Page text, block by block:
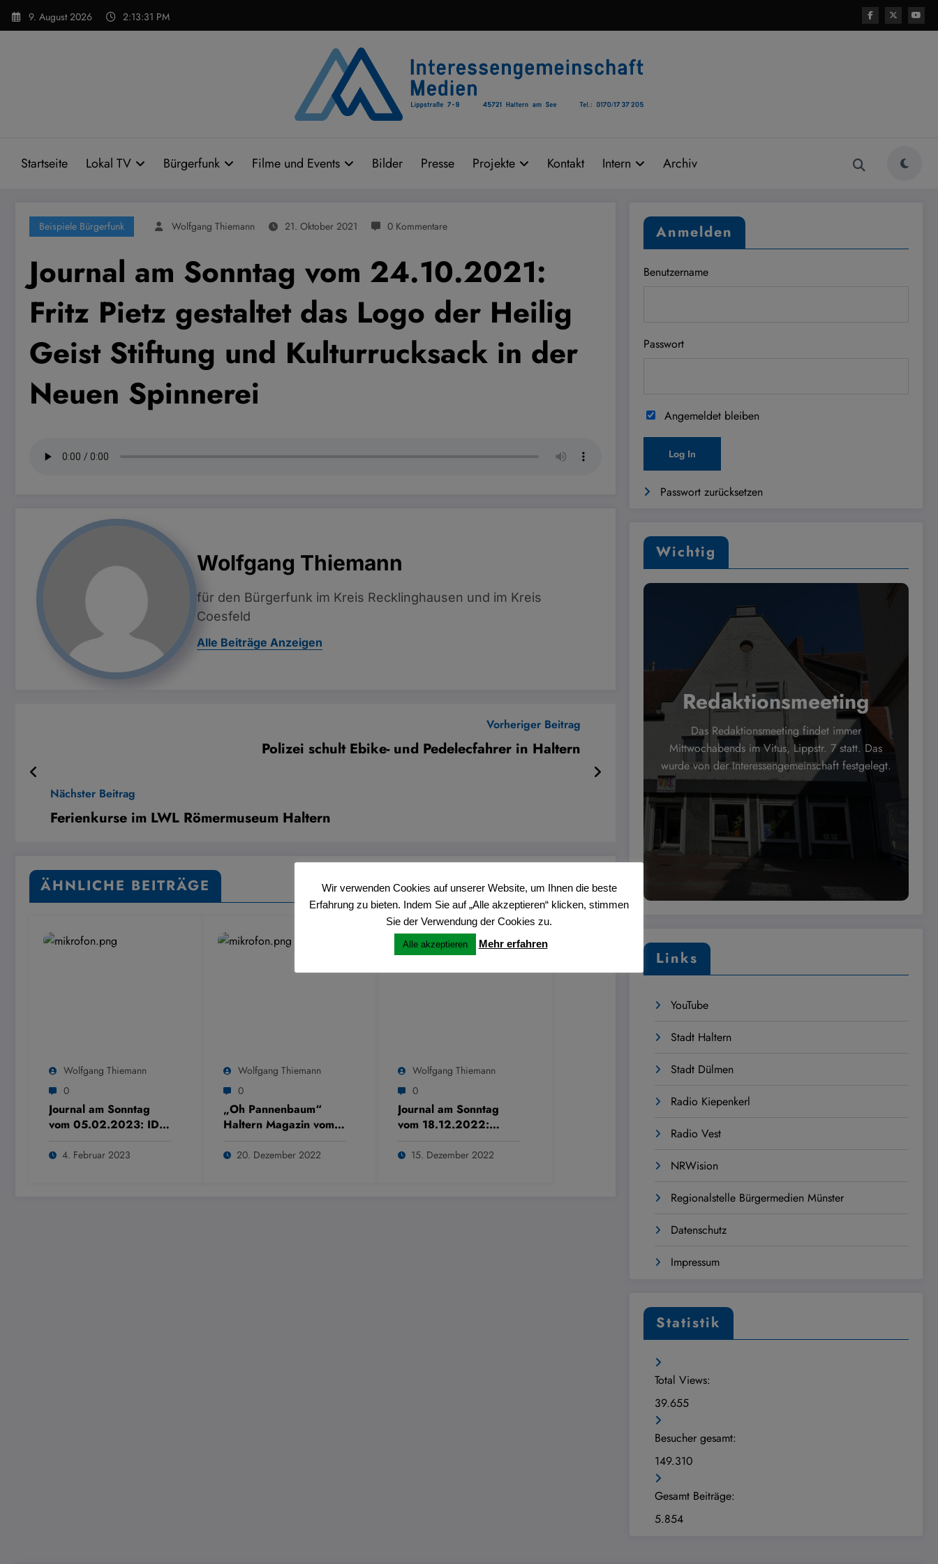
Zum
Inhalt
9. August 2026 2:13:32 PM
Startseite Lokal TV Bürgerfunk Filme und Events Bilder Presse Projekte Kontakt Intern Archiv
Beispiele Bürgerfunk Wolfgang Thiemann 21. Oktober 2021 0 Kommentare
Journal am Sonntag vom 24.10.2021:
Fritz Pietz gestaltet das Logo der Heilig
Geist Stiftung und Kulturrucksack in der
Neuen Spinnerei
Wolfgang Thiemann
für den Bürgerfunk im Kreis Recklinghausen und im Kreis
Coesfeld
Alle Beiträge Anzeigen
Vorheriger Beitrag
Polizei schult Ebike- und Pedelecfahrer in Haltern
Nächster Beitrag
Ferienkurse im LWL Römermuseum Haltern
ÄHNLICHE BEITRÄGE
Wolfgang Thiemann
0
Journal am Sonntag
vom 05.02.2023: IDU
Newcomer des Jahres
4. Februar 2023
Wolfgang Thiemann
0
„Oh Pannenbaum“
Haltern Magazin vom
20. Dezember 2022
Wolfgang Thiemann
0
Journal am Sonntag
vom 18.12.2022:
15. Dezember 2022
Anmelden
Benutzername
Passwort
Angemeldet bleiben
Passwort zurücksetzen
Wichtig
Redaktionsmeeting
Das Redaktionsmeeting findet immer
Mittwochabends im Vitus, Lippstr. 7 statt. Das
wurde von der Interessengemeinschaft festgelegt.
Links
YouTube
Stadt Haltern
Stadt Dülmen
Radio Kiepenkerl
Radio Vest
NRWision
Regionalstelle Bürgermedien Münster
Datenschutz
Impressum
Statistik
Total Views:
39.655
Besucher gesamt:
149.310
Gesamt Beiträge:
5.854
Wir verwenden Cookies auf unserer Website, um Ihnen die beste
Erfahrung zu bieten. Indem Sie auf „Alle akzeptieren“ klicken, stimmen
Sie der Verwendung der Cookies zu.
Alle akzeptieren Mehr erfahren